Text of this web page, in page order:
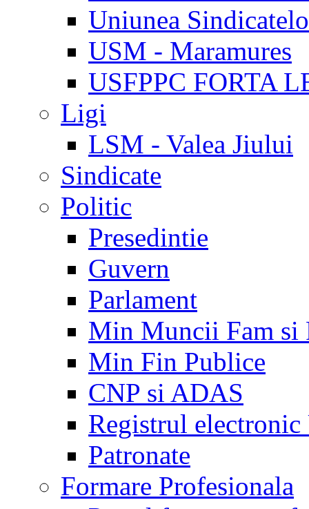
Uniunea
USM - Maramures
USFPPC FORTA
Ligi
LSM - Valea Jiului
Sindicate
Politic
Presedintie
Guvern
Parlament
Min Muncii Fam si
Min Fin Publice
CNP si ADAS
Registrul electronic
Patronate
Formare Profesionala